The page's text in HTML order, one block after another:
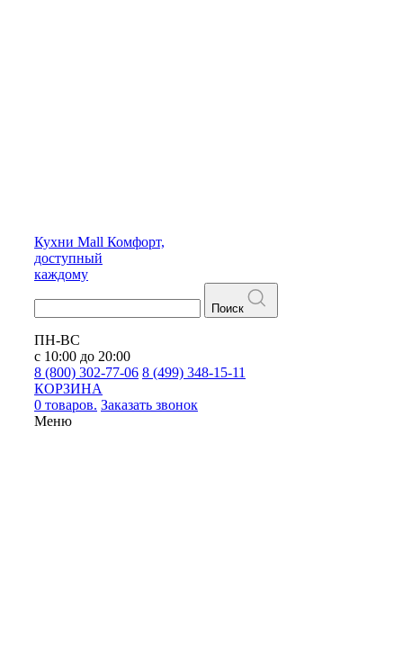
Кухни Mall Комфорт,
доступный
каждому
Поиск
ПН-ВС
с 10:00 до 20:00
8 (800) 302-77-06 8 (499) 348-15-11
КОРЗИНА
0 товаров. Заказать звонок
Меню